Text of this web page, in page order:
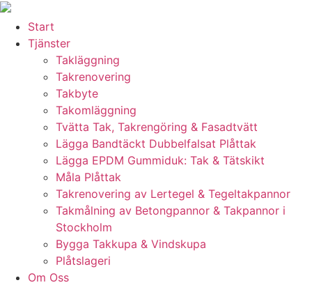
Skip
content
Start
Tjänster
Takläggning
Takrenovering
Takbyte
Takomläggning
Tvätta Tak, Takrengöring & Fasadtvätt
Lägga Bandtäckt Dubbelfalsat Plåttak
Lägga EPDM Gummiduk: Tak & Tätskikt
Måla Plåttak
Takrenovering av Lertegel & Tegeltakpannor
Takmålning av Betongpannor & Takpannor i
Stockholm
Bygga Takkupa & Vindskupa
Plåtslageri
Om Oss